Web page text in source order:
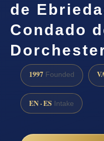
de
Condado
1997 Founded
EN · ES Intake